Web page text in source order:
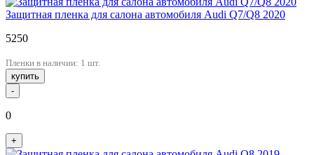
Защитная пленка для салона автомобиля Audi Q7/Q8 2020
5250
Пленки в наличии: 1 шт.
купить
-
0
+